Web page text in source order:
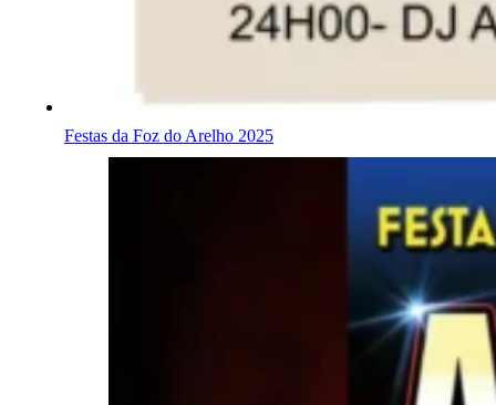
Festas da Foz do Arelho 2025